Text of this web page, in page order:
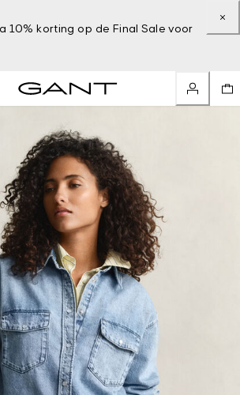
10% korting op de Final Sale voor